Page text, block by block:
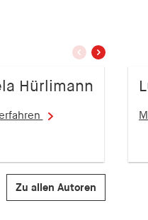
vorherige
Slide
nächstes
Slide
Hürlimann
Zu allen Autoren